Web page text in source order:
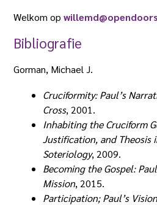
Welkom op
Bibliografie
Gorman, Michael J.
Cruciformity: Paul’s
Cross, 2001.
Inhabiting the Cruciform
Justification, and Theosis
Soteriology, 2009.
Becoming the Gospel:
Mission, 2015.
Participation; Paul’s